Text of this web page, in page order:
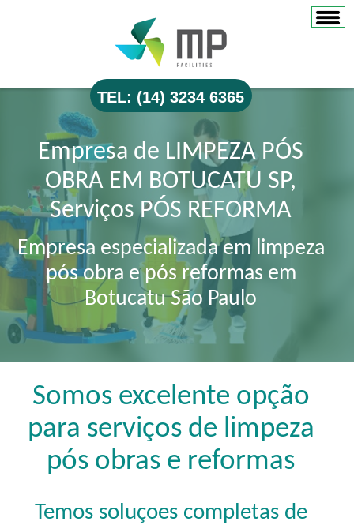
TEL: (14) 3234 6365
Empresa de LIMPEZA PÓS
OBRA EM BOTUCATU SP,
Serviços PÓS REFORMA
Empresa especializada em limpeza
pós obra e pós reformas em
Botucatu São Paulo
Somos excelente opção
para serviços de limpeza
pós obras e reformas
Temos soluçoes completas de